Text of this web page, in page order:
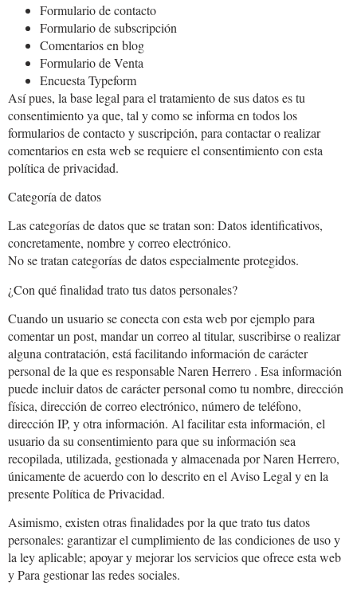
Formulario de contacto
Formulario de subscripción
Comentarios en blog
Formulario de Venta
Encuesta Typeform
Así pues, la base legal para el tratamiento de sus datos es tu
consentimiento ya que, tal y como se informa en todos los
formularios de contacto y suscripción, para contactar o realizar
comentarios en esta web se requiere el consentimiento con esta
política de privacidad.
Categoría de datos
Las categorías de datos que se tratan son: Datos identificativos,
concretamente, nombre y correo electrónico.
No se tratan categorías de datos especialmente protegidos.
¿Con qué finalidad trato tus datos personales?
Cuando un usuario se conecta con esta web por ejemplo para
comentar un post, mandar un correo al titular, suscribirse o realizar
alguna contratación, está facilitando información de carácter
personal de la que es responsable Naren Herrero . Esa información
puede incluir datos de carácter personal como tu nombre, dirección
física, dirección de correo electrónico, número de teléfono,
dirección IP, y otra información. Al facilitar esta información, el
usuario da su consentimiento para que su información sea
recopilada, utilizada, gestionada y almacenada por Naren Herrero,
únicamente de acuerdo con lo descrito en el Aviso Legal y en la
presente Política de Privacidad.
Asimismo, existen otras finalidades por la que trato tus datos
personales: garantizar el cumplimiento de las condiciones de uso y
la ley aplicable; apoyar y mejorar los servicios que ofrece esta web
y Para gestionar las redes sociales.